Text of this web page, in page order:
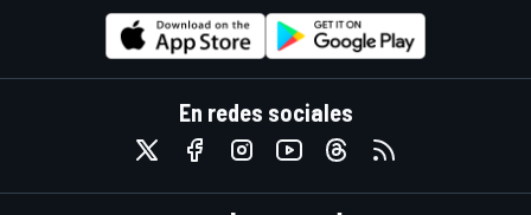
En redes sociales